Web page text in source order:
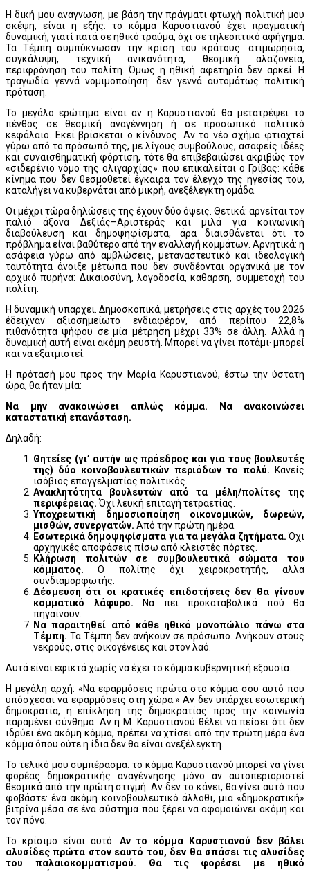
Η δική μου ανάγνωση, με βάση την πράγματι φτωχή πολιτική μου
σκέψη, είναι η εξής: το κόμμα Καρυστιανού έχει πραγματική
δυναμική, γιατί πατά σε ηθικό τραύμα, όχι σε τηλεοπτικό αφήγημα.
Τα Τέμπη συμπύκνωσαν την κρίση του κράτους: ατιμωρησία,
συγκάλυψη, τεχνική ανικανότητα, θεσμική αλαζονεία,
περιφρόνηση του πολίτη. Όμως η ηθική αφετηρία δεν αρκεί. Η
τραγωδία γεννά νομιμοποίηση· δεν γεννά αυτομάτως πολιτική
πρόταση.
Το μεγάλο ερώτημα είναι αν η Καρυστιανού θα μετατρέψει το
πένθος σε θεσμική αναγέννηση ή σε προσωπικό πολιτικό
κεφάλαιο. Εκεί βρίσκεται ο κίνδυνος. Αν το νέο σχήμα φτιαχτεί
γύρω από το πρόσωπό της, με λίγους συμβούλους, ασαφείς ιδέες
και συναισθηματική φόρτιση, τότε θα επιβεβαιώσει ακριβώς τον
«σιδερένιο νόμο της ολιγαρχίας» που επικαλείται ο Γρίβας: κάθε
κίνημα που δεν θεσμοθετεί έγκαιρα τον έλεγχο της ηγεσίας του,
καταλήγει να κυβερνάται από μικρή, ανεξέλεγκτη ομάδα.
Οι μέχρι τώρα δηλώσεις της έχουν δύο όψεις. Θετικά: αρνείται τον
παλιό άξονα Δεξιάς–Αριστεράς και μιλά για κοινωνική
διαβούλευση και δημοψηφίσματα, άρα διαισθάνεται ότι το
πρόβλημα είναι βαθύτερο από την εναλλαγή κομμάτων. Αρνητικά: η
ασάφεια γύρω από αμβλώσεις, μεταναστευτικό και ιδεολογική
ταυτότητα άνοιξε μέτωπα που δεν συνδέονται οργανικά με τον
αρχικό πυρήνα: Δικαιοσύνη, λογοδοσία, κάθαρση, συμμετοχή του
πολίτη.
Η δυναμική υπάρχει. Δημοσκοπικά, μετρήσεις στις αρχές του 2026
έδειχναν αξιοσημείωτο ενδιαφέρον, από περίπου 22,8%
πιθανότητα ψήφου σε μία μέτρηση μέχρι 33% σε άλλη. Αλλά η
δυναμική αυτή είναι ακόμη ρευστή. Μπορεί να γίνει ποτάμι· μπορεί
και να εξατμιστεί.
Η πρότασή μου προς την Μαρία Καρυστιανού, έστω την ύστατη
ώρα, θα ήταν μία:
Να μην ανακοινώσει απλώς κόμμα. Να ανακοινώσει
καταστατική επανάσταση.
Δηλαδή:
Θητείες (γι’ αυτήν ως πρόεδρος και για τους βουλευτές
της) δύο κοινοβουλευτικών περιόδων το πολύ. Κανείς
ισόβιος επαγγελματίας πολιτικός.
Ανακλητότητα βουλευτών από τα μέλη/πολίτες της
περιφέρειας.Όχι λευκή επιταγή τετραετίας.
Υποχρεωτική δημοσιοποίηση οικονομικών, δωρεών,
μισθών, συνεργατών. Από την πρώτη ημέρα.
Εσωτερικά δημοψηφίσματα για τα μεγάλα ζητήματα.Όχι
αρχηγικές αποφάσεις πίσω από κλειστές πόρτες.
Κλήρωση πολιτών σε συμβουλευτικά σώματα του
κόμματος. Ο πολίτης όχι χειροκροτητής, αλλά
συνδιαμορφωτής.
Δέσμευση ότι οι κρατικές επιδοτήσεις δεν θα γίνουν
κομματικό λάφυρο. Να πει προκαταβολικά πού θα
πηγαίνουν.
Να παραιτηθεί από κάθε ηθικό μονοπώλιο πάνω στα
Τέμπη. Τα Τέμπη δεν ανήκουν σε πρόσωπο. Ανήκουν στους
νεκρούς, στις οικογένειες και στον λαό.
Αυτά είναι εφικτά χωρίς να έχει το κόμμα κυβερνητική εξουσία.
Η μεγάλη αρχή: «Να εφαρμόσεις πρώτα στο κόμμα σου αυτό που
υπόσχεσαι να εφαρμόσεις στη χώρα.» Αν δεν υπάρχει εσωτερική
δημοκρατία, η επίκληση της δημοκρατίας προς την κοινωνία
παραμένει σύνθημα. Αν η Μ. Καρυστιανού θέλει να πείσει ότι δεν
ιδρύει ένα ακόμη κόμμα, πρέπει να χτίσει από την πρώτη μέρα ένα
κόμμα όπου ούτε η ίδια δεν θα είναι ανεξέλεγκτη.
Το τελικό μου συμπέρασμα: το κόμμα Καρυστιανού μπορεί να γίνει
φορέας δημοκρατικής αναγέννησης μόνο αν αυτοπεριοριστεί
θεσμικά από την πρώτη στιγμή. Αν δεν το κάνει, θα γίνει αυτό που
φοβάστε: ένα ακόμη κοινοβουλευτικό άλλοθι, μια «δημοκρατική»
βιτρίνα μέσα σε ένα σύστημα που ξέρει να αφομοιώνει ακόμη και
τον πόνο.
Το κρίσιμο είναι αυτό: Αν το κόμμα Καρυστιανού δεν βάλει
αλυσίδες πρώτα στον εαυτό του, δεν θα σπάσει τις αλυσίδες
του παλαιοκομματισμού. Θα τις φορέσει με ηθικό